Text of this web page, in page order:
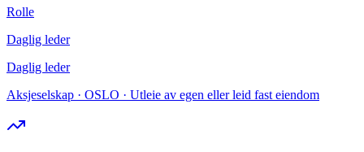
Rolle
Daglig leder
Daglig leder
Aksjeselskap · OSLO · Utleie av egen eller leid fast eiendom